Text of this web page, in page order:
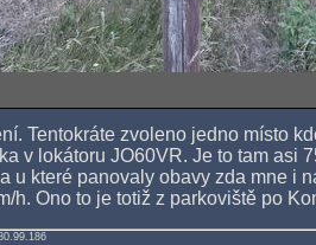
Tentokráte zvoleno jedno místo
v lokátoru JO60VR. Je to tam asi
u které panovaly obavy zda mne i
h. Ono to je totiž z parkoviště po